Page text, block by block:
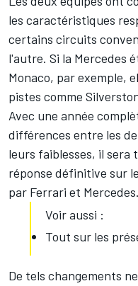
les caractéristiques
certains circuits
l'autre. Si la Mercedes
Monaco, par exemple,
pistes comme
Avec une année
différences entre les
leurs faiblesses, il sera
réponse définitive sur
par Ferrari et Mercedes.
Voir aussi :
Tout sur les
De tels changements